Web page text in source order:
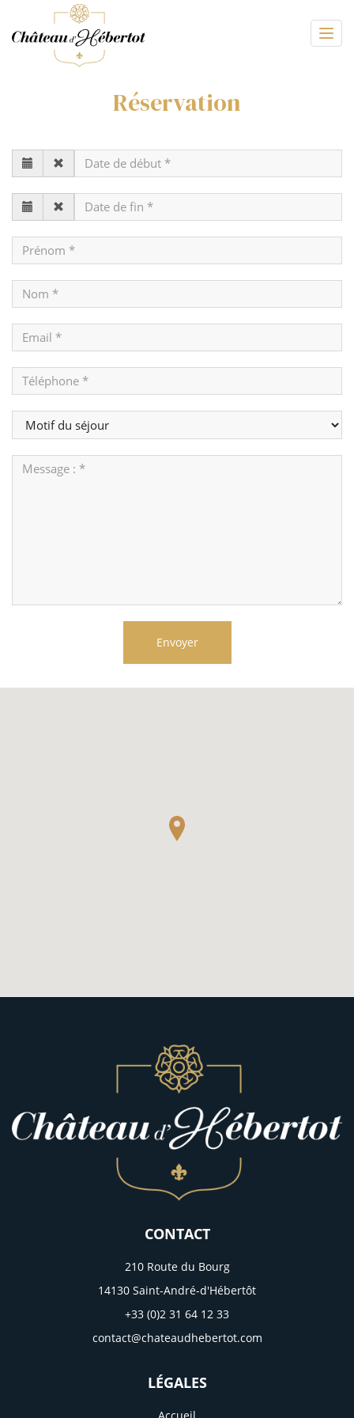
Réservation
Envoyer
CONTACT
210 Route du Bourg
14130 Saint-André-d'Hébertôt
+33 (0)2 31 64 12 33
contact@chateaudhebertot.com
LÉGALES